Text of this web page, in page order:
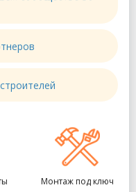
Монтаж под ключ